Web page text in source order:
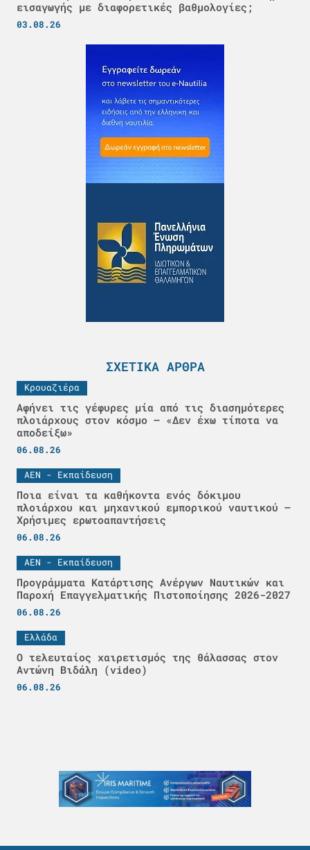
εισαγωγής με διαφορετικές βαθμολογίες;
03.08.26
ΣΧΕΤΙΚΆ ΆΡΘΡΑ
Κρουαζιέρα
Αφήνει τις γέφυρες μία από τις διασημότερες
πλοιάρχους στον κόσμο – «Δεν έχω τίποτα να
αποδείξω»
06.08.26
ΑΕΝ - Εκπαίδευση
Ποια είναι τα καθήκοντα ενός δόκιμου
πλοιάρχου και μηχανικού εμπορικού ναυτικού –
Χρήσιμες ερωτοαπαντήσεις
06.08.26
ΑΕΝ - Εκπαίδευση
Προγράμματα Κατάρτισης Ανέργων Ναυτικών και
Παροχή Επαγγελματικής Πιστοποίησης 2026-2027
06.08.26
Ελλάδα
Ο τελευταίος χαιρετισμός της θάλασσας στον
Αντώνη Βιδάλη (video)
06.08.26